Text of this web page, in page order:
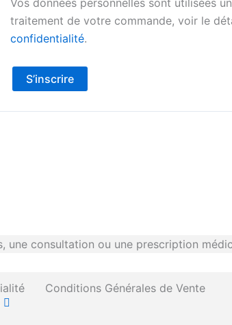
traitement de votre commande, voir le
confidentialité.
S’inscrire
consultation ou une prescription
Conditions Générales de Vente